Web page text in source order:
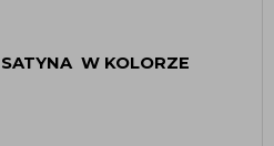
W KOLORZE